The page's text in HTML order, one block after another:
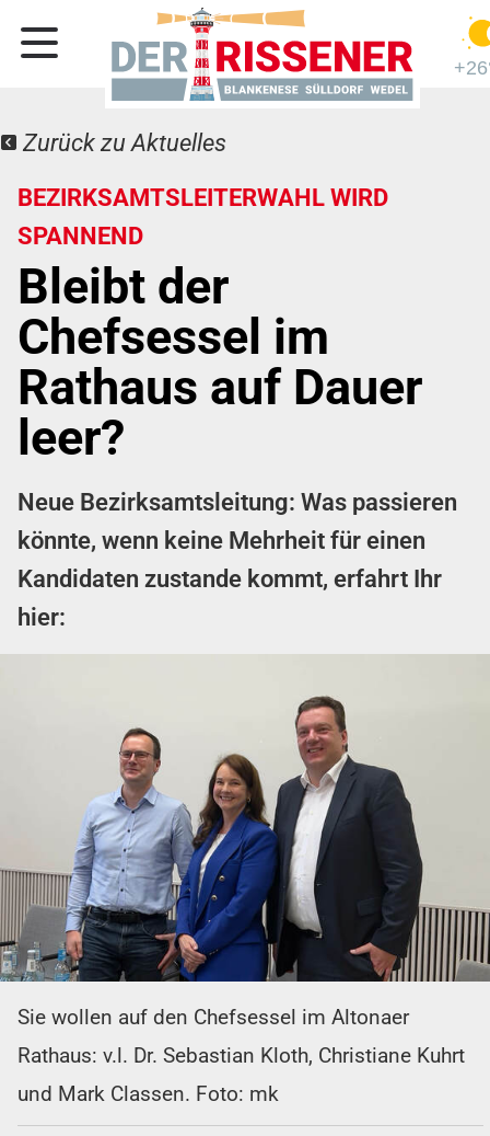
Zurück zu Aktuelles
BEZIRKSAMTSLEITERWAHL WIRD
SPANNEND
Bleibt der
Chefsessel im
Rathaus auf Dauer
leer?
Neue Bezirksamtsleitung: Was passieren
könnte, wenn keine Mehrheit für einen
Kandidaten zustande kommt, erfahrt Ihr
hier:
Sie wollen auf den Chefsessel im Altonaer
Rathaus: v.l. Dr. Sebastian Kloth, Christiane Kuhrt
und Mark Classen. Foto: mk